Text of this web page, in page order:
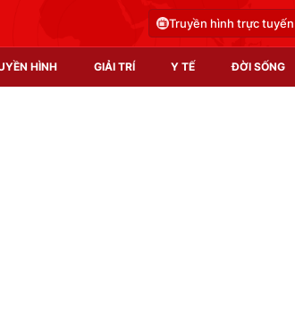
Truyền hình trực tuyến
HÌNH GIẢI TRÍ Y TẾ ĐỜI SỐNG